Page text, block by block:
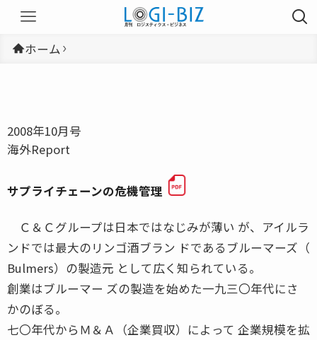
ホーム
2008年10月号
海外Report
サプライチェーンの危機管理
Ｃ＆Ｃグループは日本ではなじみが薄い が、アイルラ
ンドでは最大のリンゴ酒ブラン ドであるブルーマーズ（
Bulmers）の製造元 として広く知られている。
創業はブルーマー ズの製造を始めた一九三〇年代にさ
かのぼる。
七〇年代からＭ＆Ａ（企業買収）によって 企業規模を拡